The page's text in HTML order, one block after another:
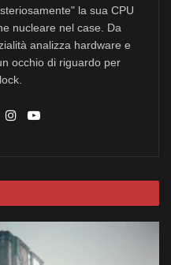
la sua CPU
nucleare nel case. Da
analizza hardware e
occhio di riguardo per